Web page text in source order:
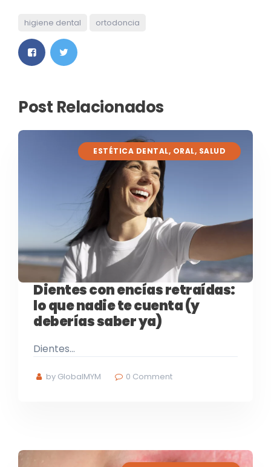
higiene dental ortodoncia
Post Relacionados
ESTÉTICA DENTAL, ORAL, SALUD
Dientes con encías retraídas:
lo que nadie te cuenta (y
deberías saber ya)
Dientes…
by GlobalMYM 0 Comment